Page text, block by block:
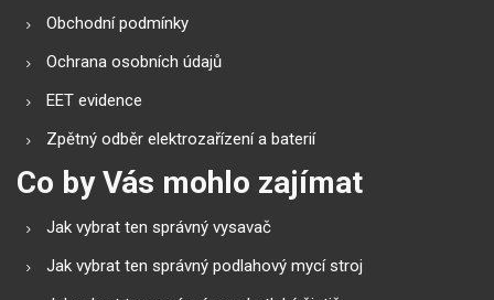
Obchodní podmínky
Ochrana osobních údajů
EET evidence
Zpětný odběr elektrozařízení a baterií
Co by Vás mohlo zajímat
Jak vybrat ten správný vysavač
Jak vybrat ten správný podlahový mycí stroj